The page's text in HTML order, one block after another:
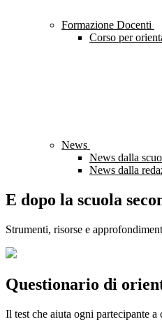
Formazione Docenti
Corso per
News
News dalla
News dalla
E dopo la scuola
Strumenti, risorse e
Questionario di
Il test che aiuta ogni partecipante